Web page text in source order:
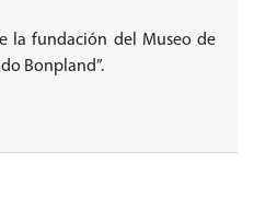
la fundación del Museo de
Bonpland”.